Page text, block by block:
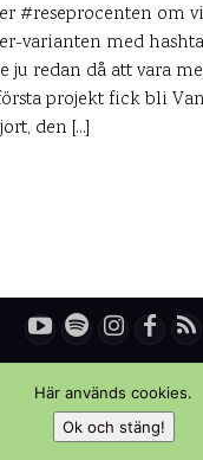
#reseprocenten om
varianten med
ju redan då att vara
projekt fick bli
den […]
Här används cookies.
Ok och stäng!